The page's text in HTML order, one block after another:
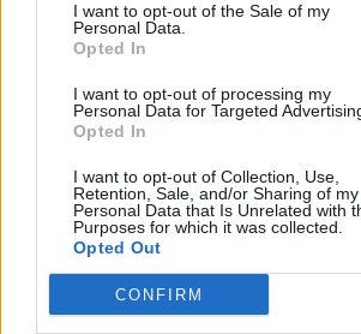
I want to opt-out of the Sale of my
Personal Data.
Opted In
I want to opt-out of processing my
Personal Data for Targeted
Opted In
I want to opt-out of Collection, Use,
Retention, Sale, and/or Sharing of my
Personal Data that Is Unrelated with
Purposes for which it was collected.
Opted Out
CONFIRM
ώρα
Καύσιμα «φωτιά»: Η βενζίνη
ευρώ το λίτρο παρά την πτώση
πετρελαίου διεθνώς